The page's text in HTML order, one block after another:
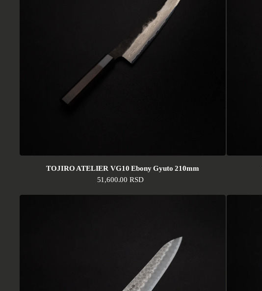
TOJIRO ATELIER VG10 Ebony Gyuto 210mm
Standardna cena
51,600.00 RSD